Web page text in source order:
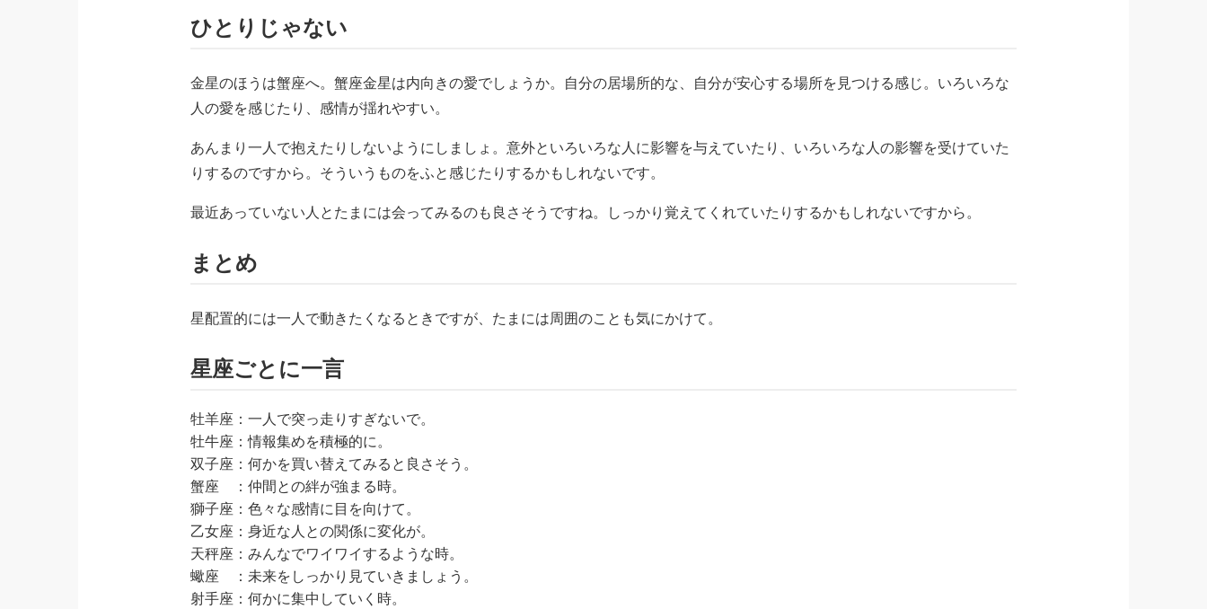
ひとりじゃない
金星のほうは蟹座へ。蟹座金星は内向きの愛でしょうか。自分の居場所的な、自分が安心する場所を見つける感じ。いろいろな
人の愛を感じたり、感情が揺れやすい。
あんまり一人で抱えたりしないようにしましょ。意外といろいろな人に影響を与えていたり、いろいろな人の影響を受けていた
りするのですから。そういうものをふと感じたりするかもしれないです。
最近あっていない人とたまには会ってみるのも良さそうですね。しっかり覚えてくれていたりするかもしれないですから。
まとめ
星配置的には一人で動きたくなるときですが、たまには周囲のことも気にかけて。
星座ごとに一言
牡羊座：一人で突っ走りすぎないで。
牡牛座：情報集めを積極的に。
双子座：何かを買い替えてみると良さそう。
蟹座 ：仲間との絆が強まる時。
獅子座：色々な感情に目を向けて。
乙女座：身近な人との関係に変化が。
天秤座：みんなでワイワイするような時。
蠍座 ：未来をしっかり見ていきましょう。
射手座：何かに集中していく時。